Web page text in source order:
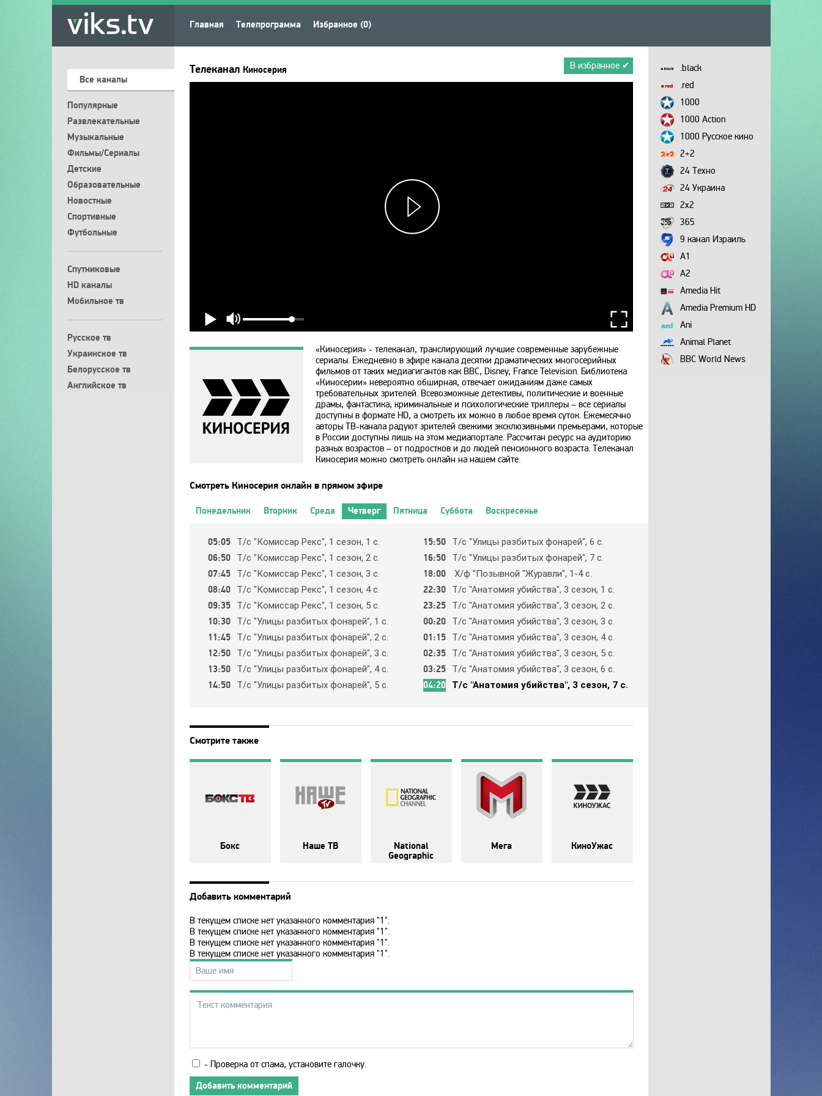
Главная Телепрограмма Избранное (0)
Все каналы
Популярные
Развлекательные
Музыкальные
Фильмы/Сериалы
Детские
Образовательные
Новостные
Спортивные
Футбольные
Спутниковые
HD каналы
Мобильное тв
Русское тв
Украинское тв
Белорусское тв
Английское тв
В избранное ✔
Телеканал Киносерия
«Киносерия» - телеканал, транслирующий лучшие современные зарубежные
сериалы. Ежедневно в эфире канала десятки драматических многосерийных
фильмов от таких медиагигантов как BBC, Disney, France Television. Библиотека
«Киносерии» невероятно обширная, отвечает ожиданиям даже самых
требовательных зрителей. Всевозможные детективы, политические и военные
драмы, фантастика, криминальные и психологические триллеры – все сериалы
доступны в формате HD, а смотреть их можно в любое время суток. Ежемесячно
авторы ТВ-канала радуют зрителей свежими эксклюзивными премьерами, которые
в России доступны лишь на этом медиапортале. Рассчитан ресурс на аудиторию
разных возрастов – от подростков и до людей пенсионного возраста. Телеканал
Киносерия можно смотреть онлайн на нашем сайте.
Смотреть Киносерия онлайн в прямом эфире
Понедельник Вторник Среда Четверг Пятница Суббота Воскресенье
05:05 Т/c "Кoмиccap Рeкc", 1 ceзoн, 1 c.
06:50 Т/c "Кoмиccap Рeкc", 1 ceзoн, 2 c.
07:45 Т/c "Кoмиccap Рeкc", 1 ceзoн, 3 c.
08:40 Т/c "Кoмиccap Рeкc", 1 ceзoн, 4 c.
09:35 Т/c "Кoмиccap Рeкc", 1 ceзoн, 5 c.
10:30 Т/c "Улицы paзбитых фoнapeй", 1 c.
11:45 Т/c "Улицы paзбитых фoнapeй", 2 c.
12:50 Т/c "Улицы paзбитых фoнapeй", 3 c.
13:50 Т/c "Улицы paзбитых фoнapeй", 4 c.
14:50 Т/c "Улицы paзбитых фoнapeй", 5 c.
15:50 Т/c "Улицы paзбитых фoнapeй", 6 c.
16:50 Т/c "Улицы paзбитых фoнapeй", 7 c.
18:00 Х/ф "Пoзывнoй "Жypaвли", 1-4 c.
22:30 Т/c "Aнaтoмия yбийcтвa", 3 ceзoн, 1 c.
23:25 Т/c "Aнaтoмия yбийcтвa", 3 ceзoн, 2 c.
00:20 Т/c "Aнaтoмия yбийcтвa", 3 ceзoн, 3 c.
01:15 Т/c "Aнaтoмия yбийcтвa", 3 ceзoн, 4 c.
02:35 Т/c "Aнaтoмия yбийcтвa", 3 ceзoн, 5 c.
03:25 Т/c "Aнaтoмия yбийcтвa", 3 ceзoн, 6 c.
04:20 Т/c "Aнaтoмия yбийcтвa", 3 ceзoн, 7 c.
Смотрите также
Бокс Наше ТВ
National
Geographic
Мега КиноУжас
Добавить комментарий
В текущем списке нет указанного комментария "1".
В текущем списке нет указанного комментария "1".
В текущем списке нет указанного комментария "1".
В текущем списке нет указанного комментария "1".
- Проверка от спама, установите галочку.
Добавить комментарий
.black
.red
1000
1000 Action
1000 Русское кино
2+2
24 Техно
24 Украина
2х2
365
9 канал Израиль
A1
A2
Amedia Hit
Amedia Premium HD
Ani
Animal Planet
BBC World News